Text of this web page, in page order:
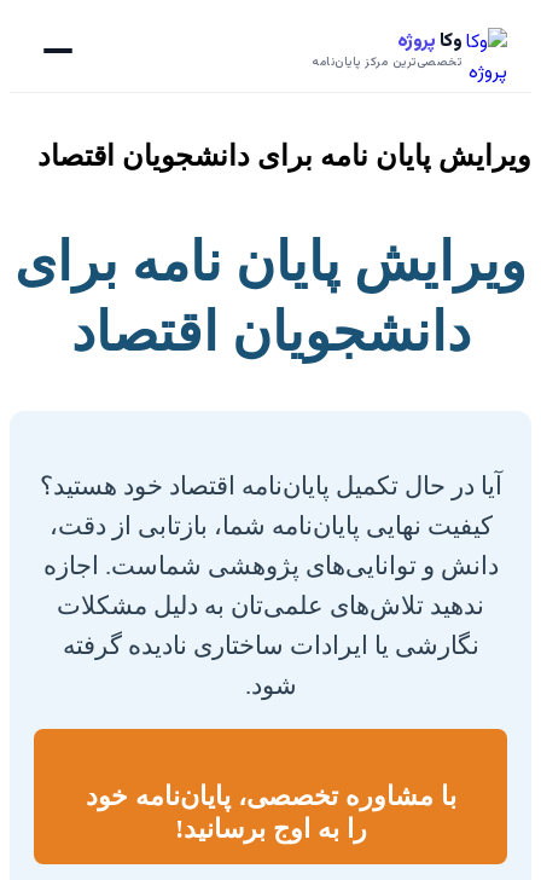
وکا پروژه
تخصصی‌ترین مرکز پایان‌نامه
ویرایش پایان نامه برای دانشجویان اقتصاد
ویرایش پایان نامه برای
دانشجویان اقتصاد
آیا در حال تکمیل پایان‌نامه اقتصاد خود هستید؟
کیفیت نهایی پایان‌نامه شما، بازتابی از دقت،
دانش و توانایی‌های پژوهشی شماست. اجازه
ندهید تلاش‌های علمی‌تان به دلیل مشکلات
نگارشی یا ایرادات ساختاری نادیده گرفته
شود.
با مشاوره تخصصی، پایان‌نامه خود
را به اوج برسانید!